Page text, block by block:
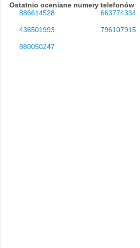
Ostatnio oceniane numery telefonów
886614528
663774334
436501993 796107915
880050247